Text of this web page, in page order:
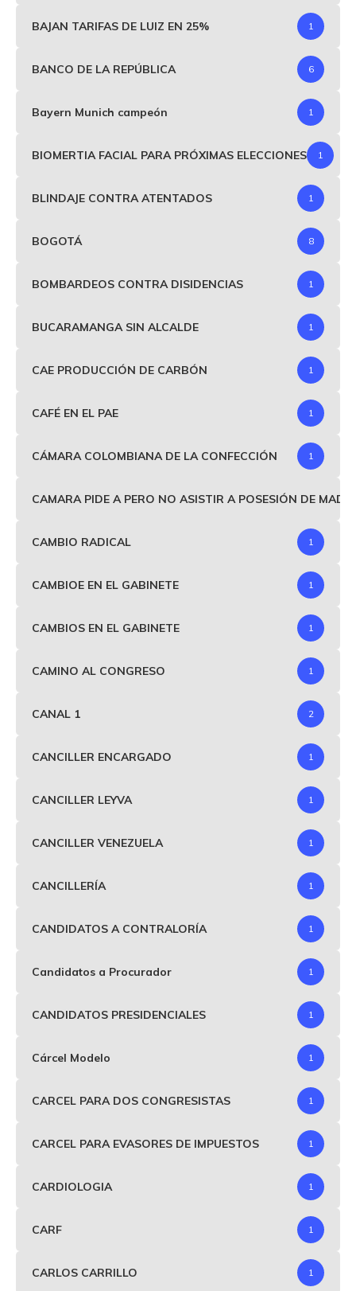
BAJAN TARIFAS DE LUIZ EN 25% 1
BANCO DE LA REPÚBLICA 6
Bayern Munich campeón 1
BIOMERTIA FACIAL PARA PRÓXIMAS ELECCIONES 1
BLINDAJE CONTRA ATENTADOS 1
BOGOTÁ 8
BOMBARDEOS CONTRA DISIDENCIAS 1
BUCARAMANGA SIN ALCALDE 1
CAE PRODUCCIÓN DE CARBÓN 1
CAFÉ EN EL PAE 1
CÁMARA COLOMBIANA DE LA CONFECCIÓN 1
CAMARA PIDE A PERO NO ASISTIR A POSESIÓN DE
CAMBIO RADICAL 1
CAMBIOE EN EL GABINETE 1
CAMBIOS EN EL GABINETE 1
CAMINO AL CONGRESO 1
CANAL 1 2
CANCILLER ENCARGADO 1
CANCILLER LEYVA 1
CANCILLER VENEZUELA 1
CANCILLERÍA 1
CANDIDATOS A CONTRALORÍA 1
Candidatos a Procurador 1
CANDIDATOS PRESIDENCIALES 1
Cárcel Modelo 1
CARCEL PARA DOS CONGRESISTAS 1
CARCEL PARA EVASORES DE IMPUESTOS 1
CARDIOLOGIA 1
CARF 1
CARLOS CARRILLO 1